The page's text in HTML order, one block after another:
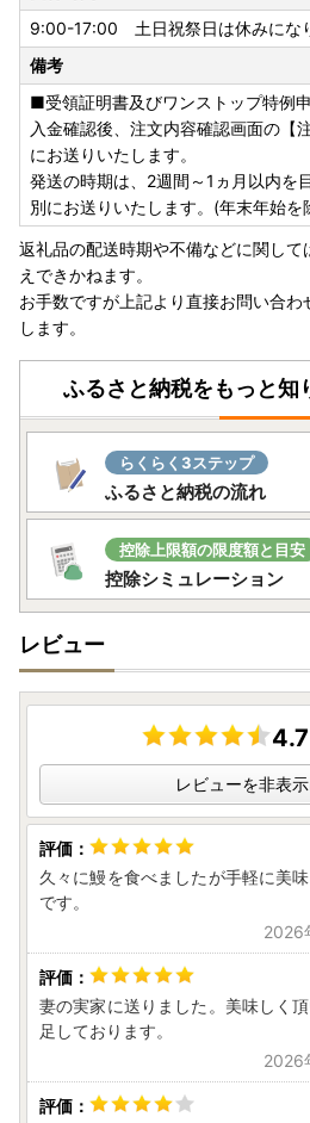
なります。
※年内お届けの商品につきましては
ん。
・年末年始の発送は事業者により異
・申込状況により、通常の発送期日
ますので予めご了承ください。
・天候、またはお受取人様のご都合
遅延が生じた場合、一部の冷蔵商
持のため【冷凍】に切り替えて配
※下記理由により、ご指定日・年内
ございます。予めご了承ください。
・年末年始の輸送需要増加による
・大雪や荒天の影響による、高速
の停止・配送遅延がある場合。
なります。ご注意ください。
※受取人様のご都合で受取が出来な
来ません。
〇寄附の締め切りについて
完了分）までとなります。
※12 月 31 日はお申込みが殺到しま
由で年内に決済が完了しなかった
ことはできません。あらかじめご
・市役所窓口でのお申込み（入金
午まで受付いたします。
〇年末年始における問い合わせにつ
令和 7 年 12 月 27 日（土）～令和
の間は閉庁のため、その間のメー
つきましては、対応することができ
〇寄附の締め切りについて
令和７年分は、令和７年 12 月 31
完了分）までとなります。
9:00-17:00 土日祝祭日は休みにな
備考
■受領証明書及びワンストップ特例
入金確認後、注文内容確認画面の【
にお送りいたします。
発送の時期は、2週間～1ヵ月以内を
別にお送りいたします。(年末年始を
返礼品の配送時期や不備などに関し
えできかねます。
お手数ですが上記より直接お問い合
します。
ふるさと納税をもっと知
らくらく3ステップ
ふるさと納税の流れ
控除上限額の限度額と目安
控除シミュレーション
レビュー
4.7
レビューを非表
久々に鰻を食べましたが手軽に美
です。
2026
妻の実家に送りました。美味しく
足しております。
2026